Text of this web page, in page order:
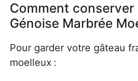
Comment conserver
Génoise Marbrée
Pour garder votre gâteau
moelleux :